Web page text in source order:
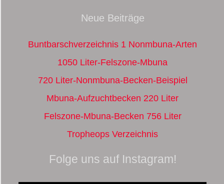
Neue Beiträge
Buntbarschverzeichnis 1 Nonmbuna-Arten
1050 Liter-Felszone-Mbuna
720 Liter-Nonmbuna-Becken-Beispiel
Mbuna-Aufzuchtbecken 220 Liter
Felszone-Mbuna-Becken 756 Liter
Tropheops Verzeichnis
Folge uns auf Instagram!